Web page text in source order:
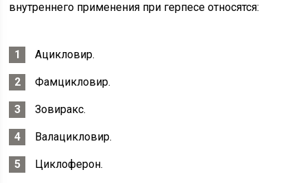
внутреннего применения при герпесе относятся:
Ацикловир.
Фамцикловир.
Зовиракс.
Валацикловир.
Циклоферон.